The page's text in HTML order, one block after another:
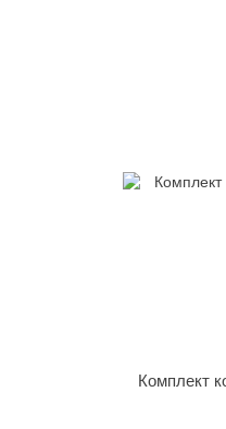
Комплект